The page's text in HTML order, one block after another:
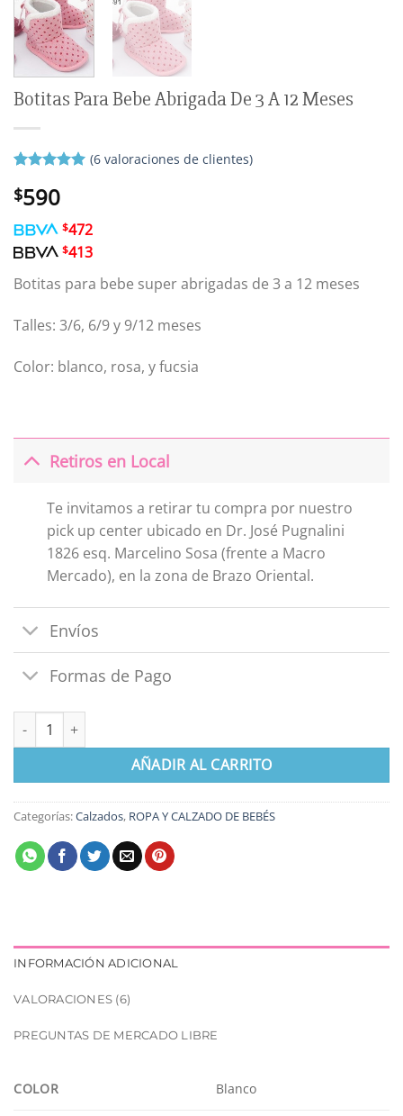
Botitas Para Bebe Abrigada De 3 A 12 Meses
con5de 5
en base a
valoraciones
de clientes
(6valoraciones de clientes)
$590
$472
$413
Botitas para bebe super abrigadas de 3 a 12 meses
Talles: 3/6, 6/9 y 9/12 meses
Color: blanco, rosa, y fucsia
Retiros en Local
Te invitamos a retirar tu compra por nuestro
pick up center ubicado en Dr. José Pugnalini
1826 esq. Marcelino Sosa (frente a Macro
Mercado), en la zona de Brazo Oriental.
Envíos
Formas de Pago
Botitas Para Bebe Abrigada De 3 A 12 Meses cantidad
AÑADIR AL CARRITO
Categorías:Calzados, ROPA Y CALZADO DE BEBÉS
INFORMACIÓN ADICIONAL
VALORACIONES (6)
PREGUNTAS DE MERCADO LIBRE
COLOR Blanco